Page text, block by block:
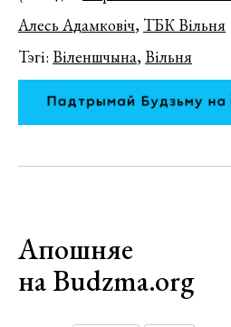
Алесь Адамковіч, ТБК Вільня
Тэгі: Віленшчына,Вільня
Апошняе
на Budzma.org